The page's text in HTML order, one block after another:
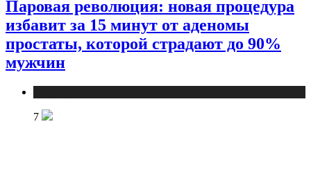
Паровая революция: новая процедура
избавит за 15 минут от аденомы
простаты, которой страдают до 90%
мужчин
7